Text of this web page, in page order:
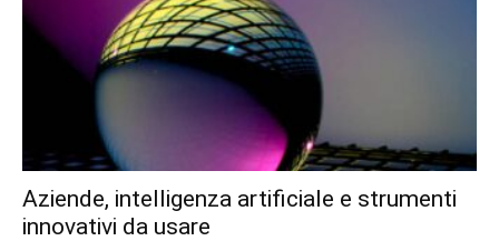
Aziende, intelligenza artificiale e strumenti
innovativi da usare